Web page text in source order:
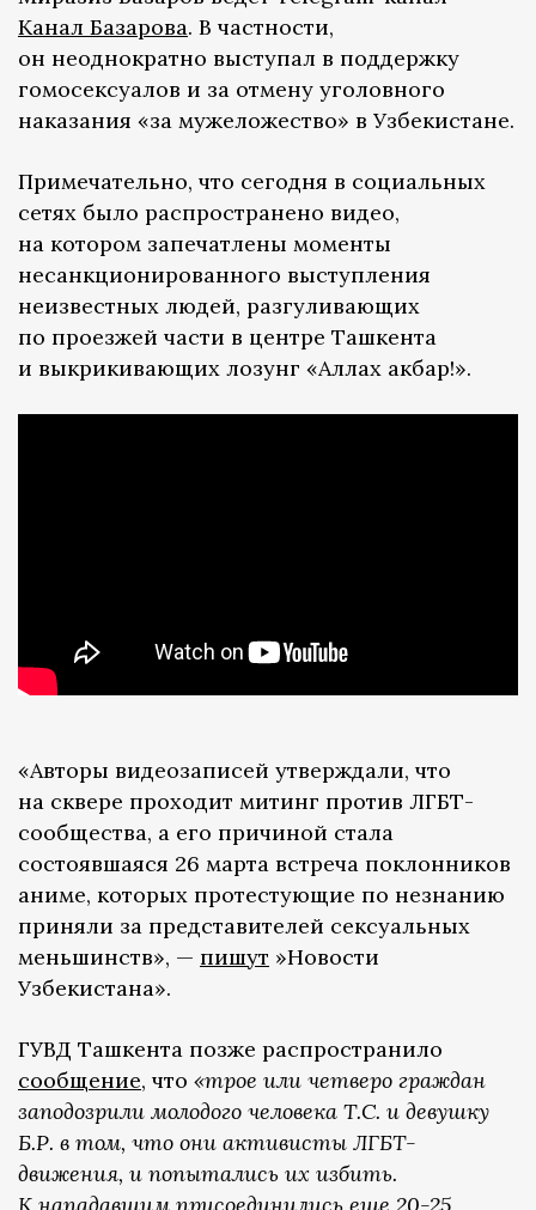
Канал Базарова. В частности,
он неоднократно выступал в поддержку
гомосексуалов и за отмену уголовного
наказания «за мужеложество» в Узбекистане.
Примечательно, что сегодня в социальных
сетях было распространено видео,
на котором запечатлены моменты
несанкционированного выступления
неизвестных людей, разгуливающих
по проезжей части в центре Ташкента
и выкрикивающих лозунг «Аллах акбар!».
«Авторы видеозаписей утверждали, что
на сквере проходит митинг против ЛГБТ-
сообщества, а его причиной стала
состоявшаяся 26 марта встреча поклонников
аниме, которых протестующие по незнанию
приняли за представителей сексуальных
меньшинств», — пишут »Новости
Узбекистана».
ГУВД Ташкента позже распространило
сообщение, что «трое или четверо граждан
заподозрили молодого человека Т.С. и девушку
Б.Р. в том, что они активисты ЛГБТ-
движения, и попытались их избить.